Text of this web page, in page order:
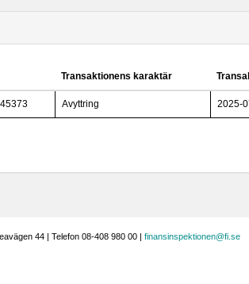
Transaktionens karaktär
Avyttring 2025-
44 | Telefon 08-408 980 00 | finansinspektionen@fi.se